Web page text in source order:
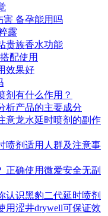
害 备孕能用吗
露
贵族香水功能
配使用
效果好
剂有什么作用？
析产品的主要成分
意龙水延时喷剂的副作
喷剂适用人群及注意事
正确使用微爱安全无副
认识黑豹二代延时喷剂
用涩井drywell可保证效